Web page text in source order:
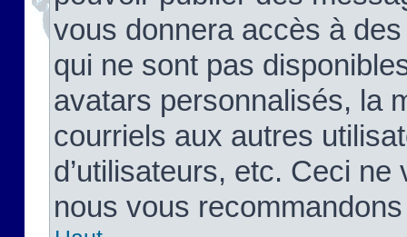
vous donnera accès à
qui ne sont pas
avatars personnalisés, la
courriels aux autres
d’utilisateurs, etc. Ceci
nous vous